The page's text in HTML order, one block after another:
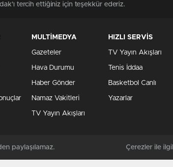
tercih ettiğiniz için teşekkür ederiz.
MULTİMEDYA
Gazeteler
Hava Durumu
Haber Gönder
Namaz Vakitleri
TV Yayın Akışları
HIZLI SERVİS
TV Yayın Akışları
Tenis İddaa
Basketbol Canlı
Yazarlar
paylaşılamaz. Çerezler ile